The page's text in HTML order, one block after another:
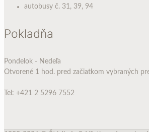
autobusy č. 31, 39, 94
Pokladňa
Pondelok - Nedeľa
Otvorené 1 hod. pred začiatkom vybraných
Tel: +421 2 5296 7552